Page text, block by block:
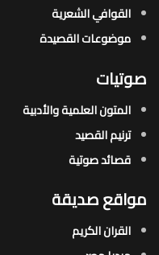
القوافي الشعرية​
موضوعات القصيدة​
صوتيات
المتون العلمية والأدبية
ترنيم القصيد
قصائد صوتية
مواقع صديقة
القران الكريم